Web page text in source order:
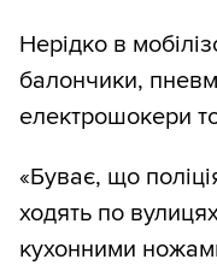
Нерідко в
балончики,
електрошокери
«Буває, що
ходять по
кухонними